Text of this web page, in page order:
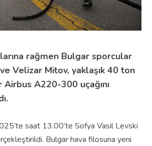
rağmen Bulgar sporcular
Velizar Mitov, yaklaşık 40 ton
Airbus A220-300 uçağını
saat 13.00’te Sofya Vasil Levski
Bulgar hava filosuna yeni